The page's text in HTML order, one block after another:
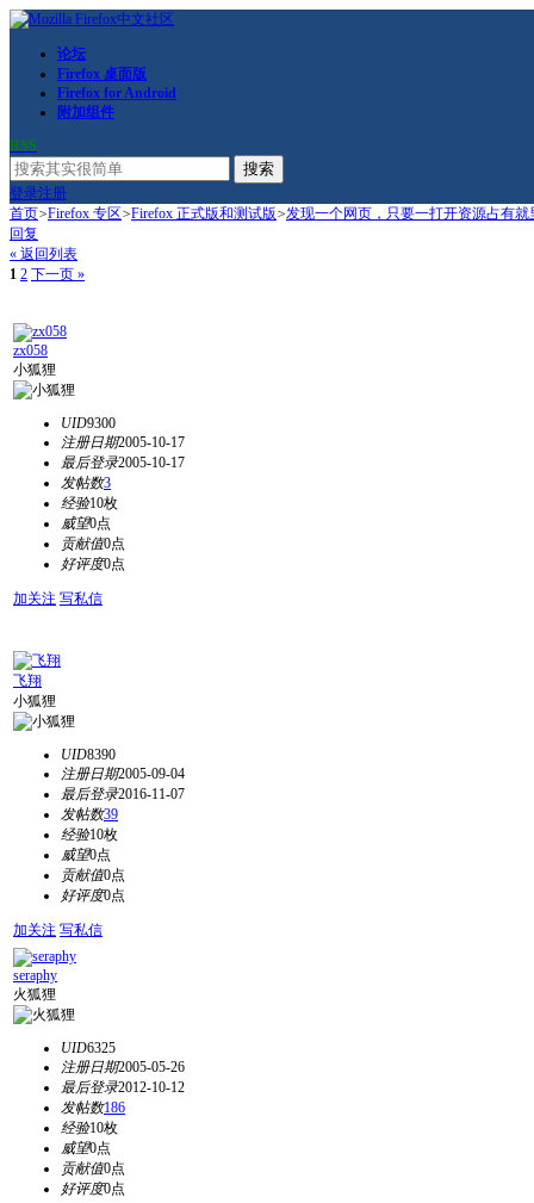
论坛
Firefox 桌面版
Firefox for Android
附加组件
RSS
搜索
登录注册
首页>Firefox 专区>Firefox 正式版和测试版>发现一个网页，只要一打开资源占有就
回复
« 返回列表
1 2 下一页 »
zx058
小狐狸
UID9300
注册日期2005-10-17
最后登录2005-10-17
发帖数3
经验10枚
威望0点
贡献值0点
好评度0点
加关注 写私信
飞翔
小狐狸
UID8390
注册日期2005-09-04
最后登录2016-11-07
发帖数39
经验10枚
威望0点
贡献值0点
好评度0点
加关注 写私信
seraphy
火狐狸
UID6325
注册日期2005-05-26
最后登录2012-10-12
发帖数186
经验10枚
威望0点
贡献值0点
好评度0点